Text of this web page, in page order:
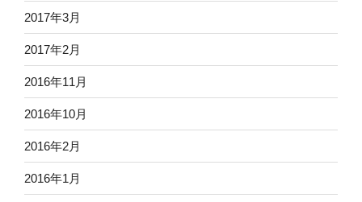
2017年3月
2017年2月
2016年11月
2016年10月
2016年2月
2016年1月